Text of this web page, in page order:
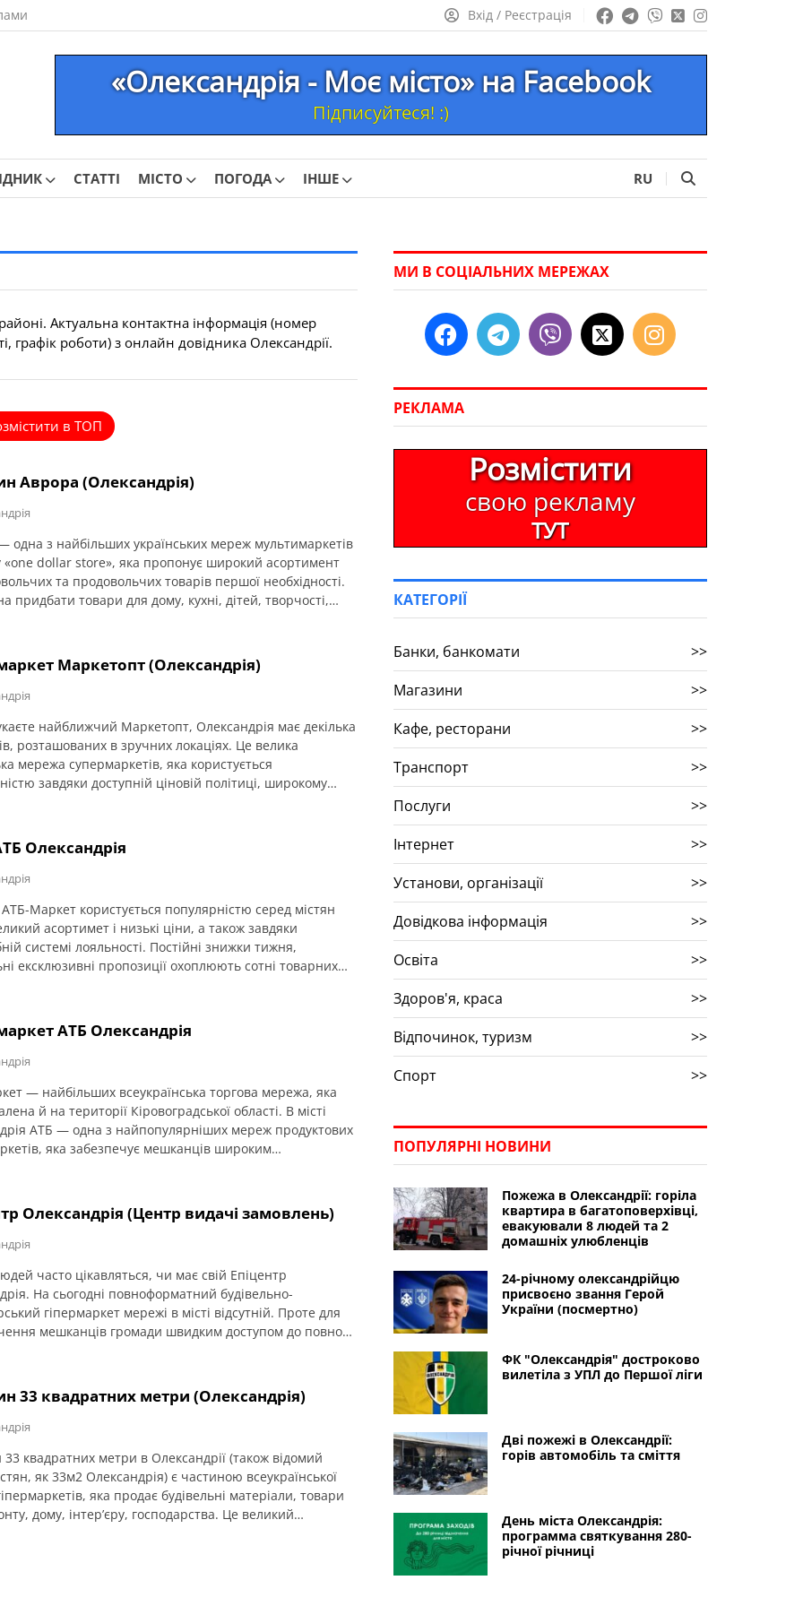
Вхід / Реєстрація
«Олександрія - Моє місто» на Facebook
Підписуйтеся! :)
СТАТТІ МІСТО ПОГОДА ІНШЕ RU
Актуальна контактна інформація (номер
графік роботи) з онлайн довідника Олександрії.
в ТОП
Аврора (Олександрія)
одна з найбільших українських мереж мультимаркетів
«one dollar store», яка пропонує широкий асортимент
та продовольчих товарів першої необхідності.
придбати товари для дому, кухні, дітей, творчості,
Маркетопт (Олександрія)
найближчий Маркетопт, Олександрія має декілька
розташованих в зручних локаціях. Це велика
мережа супермаркетів, яка користується
завдяки доступній ціновій політиці, широкому
Олександрія
Маркет користується популярністю серед містян
асортимет і низькі ціни, а також завдяки
системі лояльності. Постійні знижки тижня,
ексклюзивні пропозиції охоплюють сотні товарних
кошик.АТБ Олександрія
— найбільших всеукраїнська торгова мережа, яка
й на території Кіровоградської області. В місті
АТБ — одна з найпопулярніших мереж продуктових
яка забезпечує мешканців широким
побутову хімію, напої, сезонну продукцію.
Олександрія (Центр видачі замовлень)
часто цікавляться, чи має свій Епіцентр
На сьогодні повноформатний будівельно-
гіпермаркет мережі в місті відсутній. Проте для
мешканців громади швидким доступом до повного
(ЦВЗ) з інтернет-магазину.
33 квадратних метри (Олександрія)
квадратних метри в Олександрії (також відомий
як 33м2 Олександрія) є частиною всеукраїнської
яка продає будівельні матеріали, товари
дому, інтер’єру, господарства. Це великий
МИ В СОЦІАЛЬНИХ МЕРЕЖАХ
РЕКЛАМА
Розмістити
свою рекламу
ТУТ
КАТЕГОРІЇ
Банки, банкомати
>>
Магазини
>>
Кафе, ресторани
>>
Транспорт
>>
Послуги
>>
Інтернет
>>
Установи, організації
>>
Довідкова інформація
>>
Освіта
>>
Здоров'я, краса
>>
Відпочинок, туризм
>>
Спорт
>>
ПОПУЛЯРНІ НОВИНИ
Пожежа в Олександрії: горіла
квартира в багатоповерхівці,
евакуювали 8 людей та 2
домашніх улюбленців
24-річному олександрійцю
присвоєно звання Герой
України (посмертно)
ФК "Олександрія" достроково
вилетіла з УПЛ до Першої ліги
Дві пожежі в Олександрії:
горів автомобіль та сміття
День міста Олександрія:
программа святкування 280-
річної річниці